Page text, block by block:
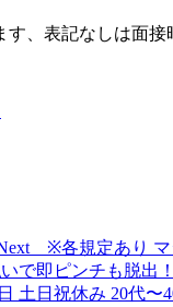
、表記なしは面接